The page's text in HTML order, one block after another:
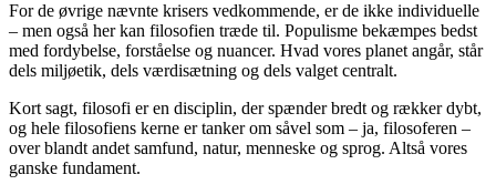
For de øvrige nævnte krisers vedkommende, er de ikke individuelle
– men også her kan filosofien træde til. Populisme bekæmpes bedst
med fordybelse, forståelse og nuancer. Hvad vores planet angår, står
dels miljøetik, dels værdisætning og dels valget centralt.
Kort sagt, filosofi er en disciplin, der spænder bredt og rækker dybt,
og hele filosofiens kerne er tanker om såvel som – ja, filosoferen –
over blandt andet samfund, natur, menneske og sprog. Altså vores
ganske fundament.